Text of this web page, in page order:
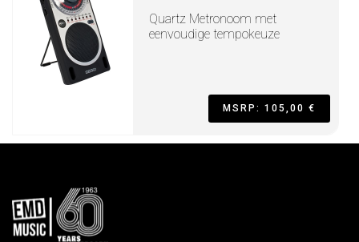
Quartz Metronoom met
eenvoudige tempokeuze
MSRP: 105,00 €